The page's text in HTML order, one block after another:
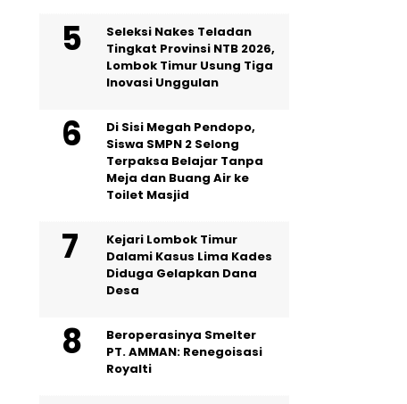
Seleksi Nakes Teladan
Tingkat Provinsi NTB 2026,
Lombok Timur Usung Tiga
Inovasi Unggulan
Di Sisi Megah Pendopo,
Siswa SMPN 2 Selong
Terpaksa Belajar Tanpa
Meja dan Buang Air ke
Toilet Masjid
Kejari Lombok Timur
Dalami Kasus Lima Kades
Diduga Gelapkan Dana
Desa
Beroperasinya Smelter
PT. AMMAN: Renegoisasi
Royalti